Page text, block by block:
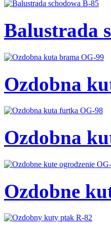
Balustrada
Ozdobna
Ozdobna
Ozdobne